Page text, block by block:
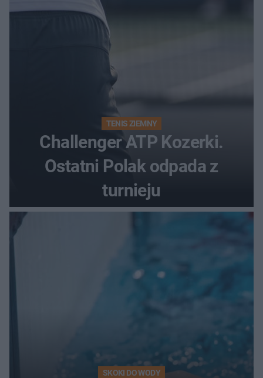
TENIS ZIEMNY
Challenger ATP Kozerki.
Ostatni Polak odpada z
turnieju
SKOKI DO WODY